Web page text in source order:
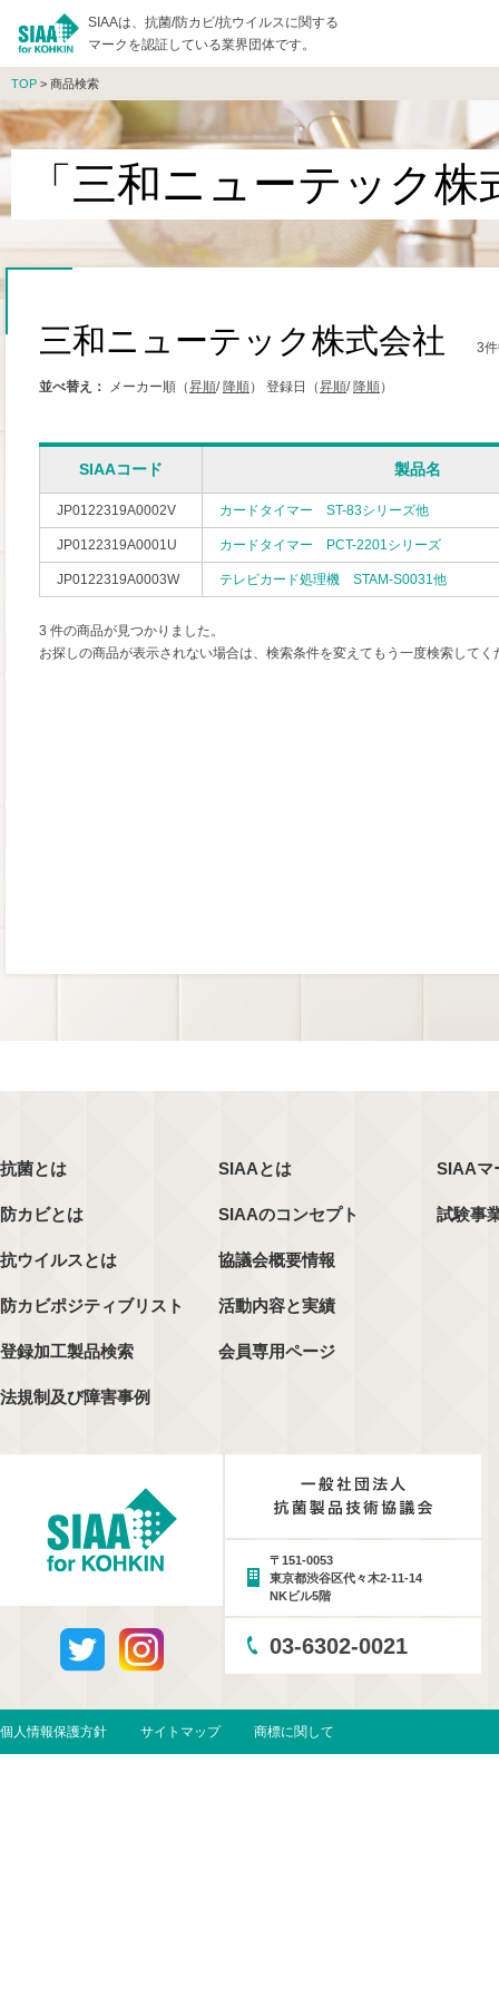
SIAAは、抗菌/防カビ/抗ウイルスに関する
マークを認証している業界団体です。
TOP > 商品検索
「三和ニューテック
三和ニューテック株式会社 3
並べ替え： メーカー順（昇順/ 降順） 登録日（昇順/ 降順）
SIAAコード 製品名
JP0122319A0002V カードタイマー ST-83シリーズ他
JP0122319A0001U カードタイマー PCT-2201シリーズ
JP0122319A0003W テレビカード処理機 STAM-S0031他
3 件の商品が見つかりました。
お探しの商品が表示されない場合は、検索条件を変えてもう一度検索してく
抗菌とは
防カビとは
抗ウイルスとは
防カビポジティブリスト
登録加工製品検索
法規制及び障害事例
SIAAとは
SIAAのコンセプト
協議会概要情報
活動内容と実績
会員専用ページ
SIAAマ
試験事
〒151-0053
東京都渋谷区代々木2-11-14
NKビル5階
03-6302-0021
個人情報保護方針 サイトマップ 商標に関して